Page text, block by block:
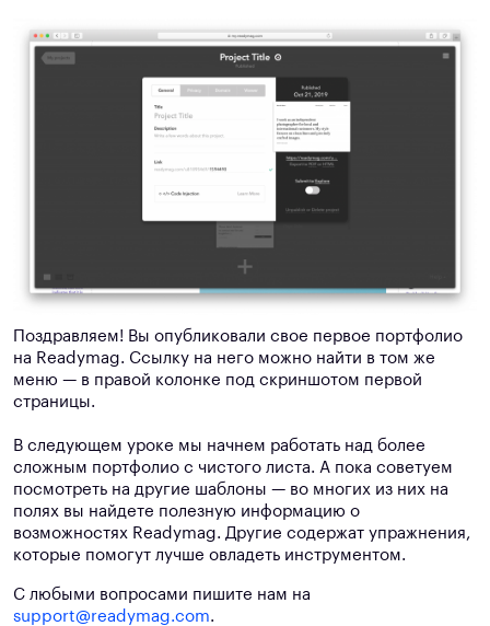
Поздравляем! Вы опубликовали свое первое портфолио
на Readymag. Ссылку на него можно найти в том же
меню — в правой колонке под скриншотом первой
страницы.
В следующем уроке мы начнем работать над более
сложным портфолио с чистого листа. А пока советуем
посмотреть на другие шаблоны — во многих из них на
полях вы найдете полезную информацию о
возможностях Readymag. Другие содержат упражнения,
которые помогут лучше овладеть инструментом.
С любыми вопросами пишите нам на
support@readymag.com.